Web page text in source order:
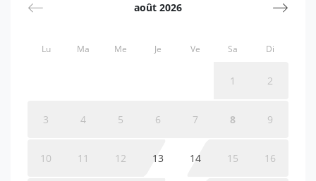
août 2026
Lu Ma Me Je Ve Sa Di
1 2
3 4 5 6 7 8 9
10 11 12 13 14 15 16